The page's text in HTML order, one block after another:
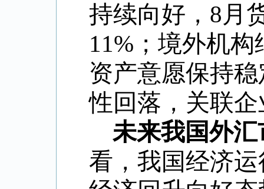
持续向好， 8月
11% ；境外机
资产意愿保持
性回落，关联
未来我国外
看，我国经济